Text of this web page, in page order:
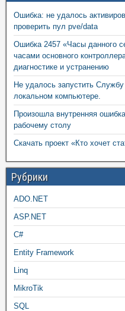
Ошибка: не удалось
проверить пул pve/data
Ошибка 2457 «Часы данного
часами основного
диагностике и устранению
Не удалось запустить
локальном компьютере.
Произошла внутренняя
рабочему столу
Скачать проект «Кто хочет
Рубрики
ADO.NET
ASP.NET
C#
Entity Framework
Linq
MikroTik
SQL